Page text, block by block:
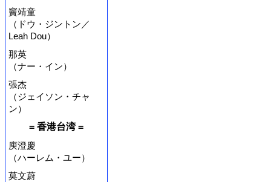
竇靖童
（ドウ・ジントン／
Leah Dou）
那英
（ナー・イン）
張杰
（ジェイソン・チャ
ン）
= 香港台湾 =
庾澄慶
（ハーレム・ユー）
莫文蔚